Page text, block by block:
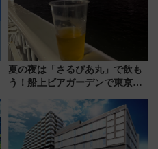
夏の夜は「さるびあ丸」で飲も
う！船上ビアガーデンで東京湾
杯……工場直送生ビールや島グ
ルメが美味い